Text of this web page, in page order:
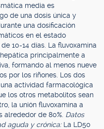
media es
de una dosis única y
una dosificación
en el estado
10-14 días. La fluvoxamina
principalmente a
formando al menos nueve
por los riñones. Los dos
actividad farmacológica
los otros metabolitos sean
la unión fluvoxamina a
alrededor de 80%. Datos
aguda y crónica: La LD50